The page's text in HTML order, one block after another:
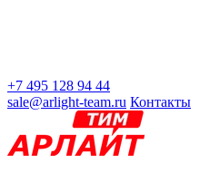
+7 495 128 94 44
sale@arlight-team.ru Контакты